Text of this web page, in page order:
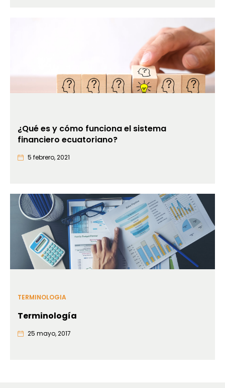
¿Qué es y cómo funciona el sistema
financiero ecuatoriano?
5 febrero, 2021
TERMINOLOGIA
Terminología
25 mayo, 2017